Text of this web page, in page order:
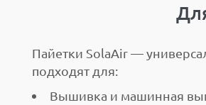
Пайетки SolaAir —
подходят для:
Вышивка и машинная